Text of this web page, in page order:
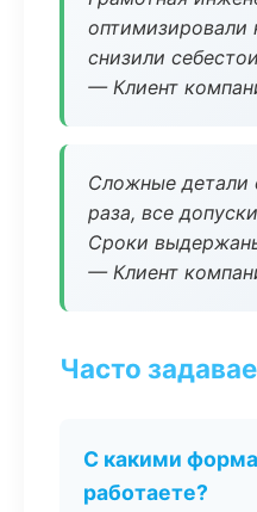
оптимизировали
снизили
— Клиент
Сложные детали
раза, все
Сроки
— Клиент
Часто
С какими
работаете?